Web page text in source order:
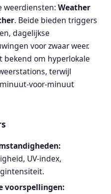
weerdiensten: Weather
. Beide bieden triggers
dagelijkse
voor zwaar weer.
om hyperlokale
terwijl
voor-minuut
UV-index,
voorspellingen: